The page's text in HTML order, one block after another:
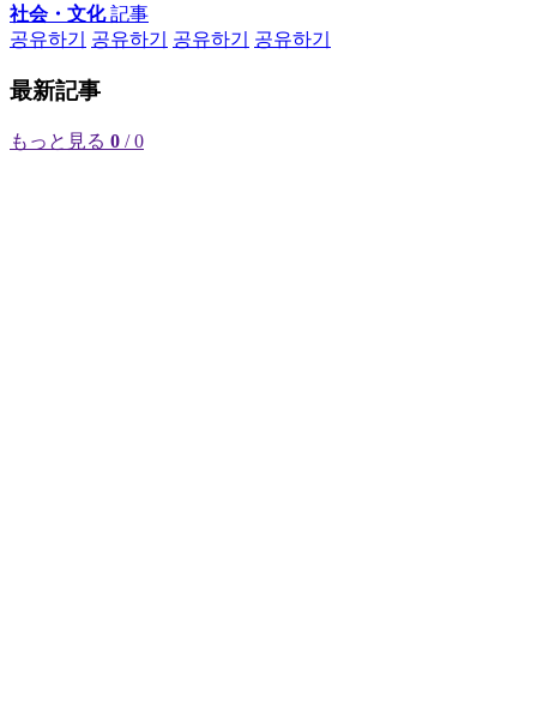
社会・文化記事
공유하기
공유하기 공유하기 공유하기
最新記事
もっと見る 0 / 0